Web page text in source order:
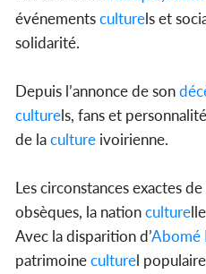
événementsculturels et
solidarité.
Depuis l’annonce de son
culturels, fans et
de laculture ivoirienne.
Les circonstances exactes de
obsèques, la nationculture
Avec la disparition d’Abomé
patrimoineculturel